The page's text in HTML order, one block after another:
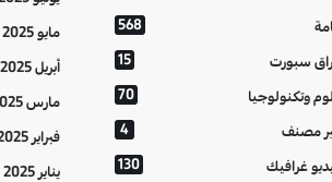
568
سبورت 15
وتكنولوجيا 70
مصنف 4
غرافيك 130
مايو 2025
أبريل 2025
مارس 2025
فبراير 2025
يناير 2025